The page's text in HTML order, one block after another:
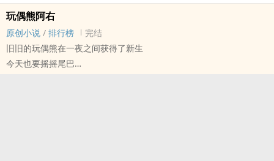
玩偶熊阿右
原创小说 / 排行榜
完结
旧旧的玩偶熊在一夜之间获得了新生
今天也要摇摇尾巴